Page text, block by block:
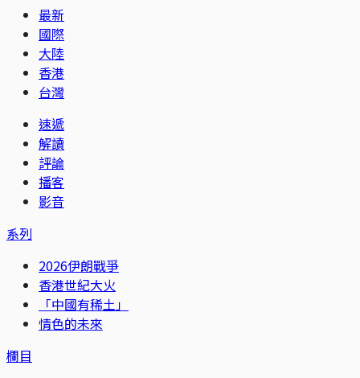
最新
國際
大陸
香港
台灣
速遞
解讀
評論
播客
影音
系列
2026伊朗戰爭
香港世紀大火
「中國有稀土」
情色的未來
欄目